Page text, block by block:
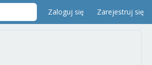
Zaloguj się Zarejestruj się